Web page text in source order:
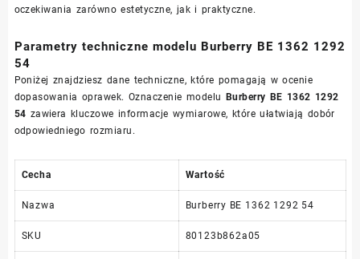
oczekiwania zarówno estetyczne, jak i praktyczne.
Parametry techniczne modelu Burberry BE 1362 1292
54
Poniżej znajdziesz dane techniczne, które pomagają w ocenie
dopasowania oprawek. Oznaczenie modelu Burberry BE 1362 1292
54 zawiera kluczowe informacje wymiarowe, które ułatwiają dobór
odpowiedniego rozmiaru.
Cecha Wartość
Nazwa Burberry BE 1362 1292 54
SKU 80123b862a05